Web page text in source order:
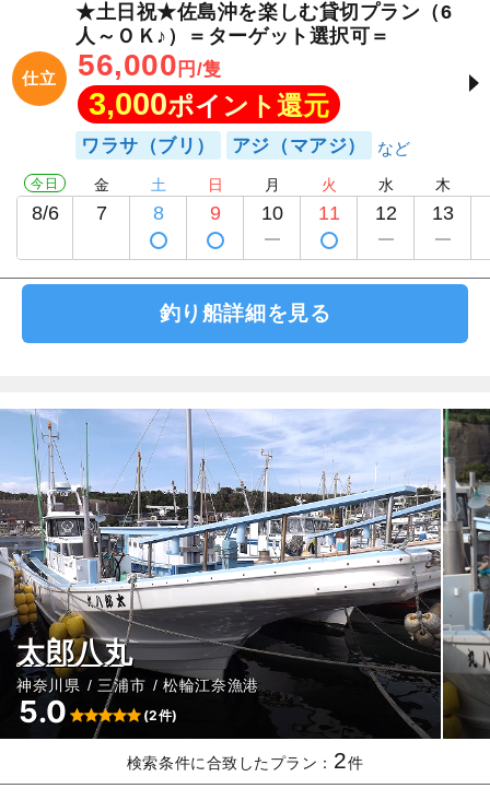
仕立
★土日祝★佐島沖を楽しむ貸切プラン（6
人～ＯＫ♪）＝ターゲット選択可＝
56,000 円/隻
3,000ポイント還元
ワラサ（ブリ） アジ（マアジ）
今日
8/6
金
7
土
8
日
9
月
10
火
11
水
12
木
13
釣り船詳細を見る
太郎八丸
神奈川県 三浦市 松輪江奈漁港
5.0 (2件)
検索条件に合致したプラン： 2件